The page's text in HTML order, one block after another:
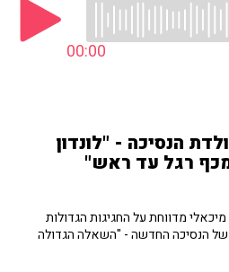
00:00
הנסיכה - "לונדון
רגל עד ראש"
מירי מיכאלי מדווחת על החגיגות הגדולות
של הנסיכה החדשה - "השאלה הגדולה